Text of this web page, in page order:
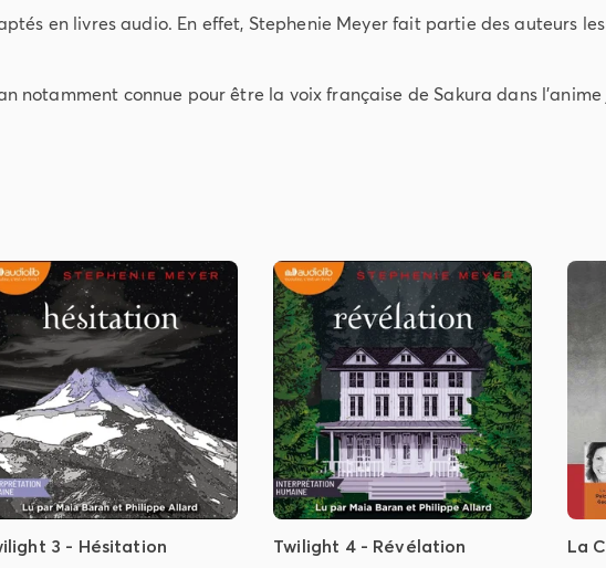
en livres audio. En effet, Stephenie Meyer fait partie des auteurs
notamment connue pour être la voix française de Sakura dans
3 - Hésitation Twilight 4 - Révélation La